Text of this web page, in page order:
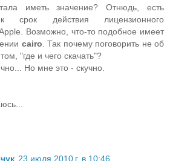
иметь значение? Отнюдь, есть
срок действия лицензионного
Возможно, что-то подобное имеет
cairo . Так почему поговорить не об
"где и чего скачать"?
Но мне это - скучно.
23 июля 2010 г. в 10:46